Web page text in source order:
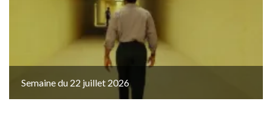
Semaine du 22 juillet 2026